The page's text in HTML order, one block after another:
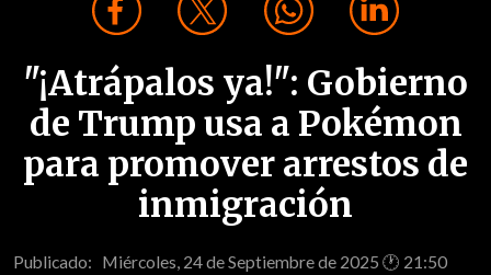
"¡Atrápalos ya!": Gobierno
de Trump usa a Pokémon
para promover arrestos de
inmigración
Publicado: Miércoles, 24 de Septiembre de 2025 🕐 21:50